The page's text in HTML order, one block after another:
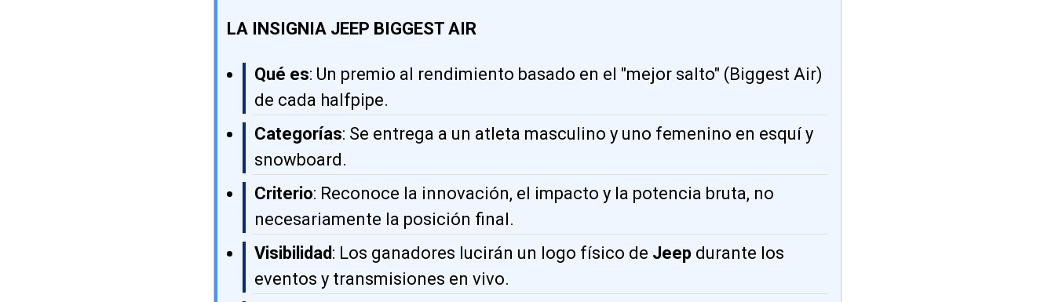
LA INSIGNIA JEEP BIGGEST AIR
Qué es: Un premio al rendimiento basado en el "mejor salto" (Biggest Air)
de cada halfpipe.
Categorías: Se entrega a un atleta masculino y uno femenino en esquí y
snowboard.
Criterio: Reconoce la innovación, el impacto y la potencia bruta, no
necesariamente la posición final.
Visibilidad: Los ganadores lucirán un logo físico de Jeep durante los
eventos y transmisiones en vivo.